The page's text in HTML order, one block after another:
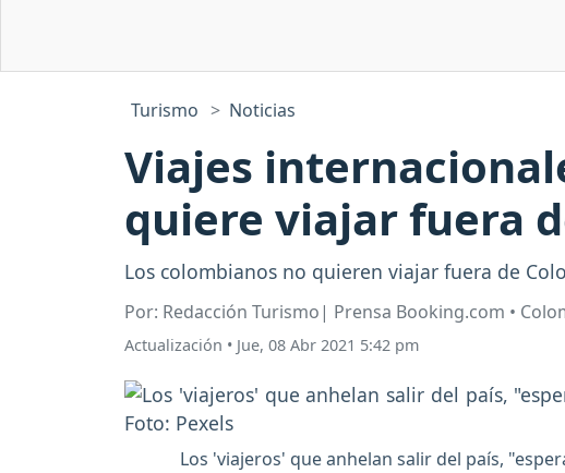
Turismo Noticias
Viajes
quiere viajar fuera
Los colombianos no quieren viajar fuera de
Por: Redacción Turismo| Prensa Booking.com •
Actualización • Jue, 08 Abr 2021 5:42 pm
Los 'viajeros' que anhelan salir del país,